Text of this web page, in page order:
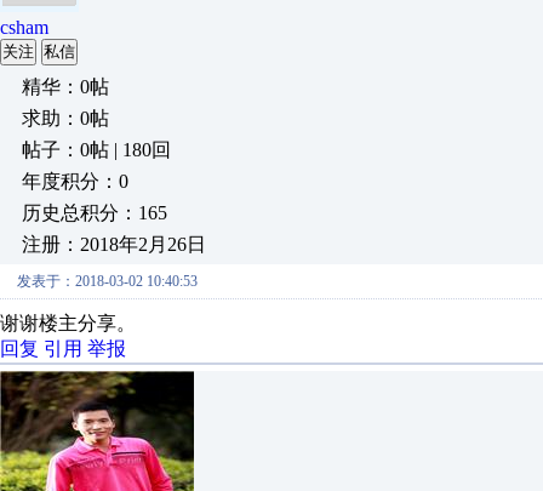
csham
关注 私信
精华：0帖
求助：0帖
帖子：0帖 | 180回
年度积分：0
历史总积分：165
注册：2018年2月26日
发表于：2018-03-02 10:40:53
谢谢楼主分享。
回复 引用 举报